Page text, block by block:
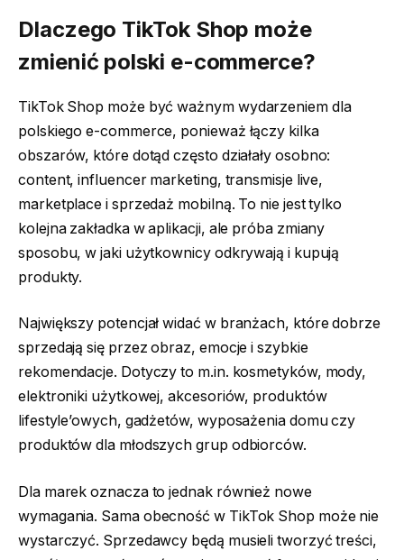
Dlaczego TikTok Shop może
zmienić polski e-commerce?
TikTok Shop może być ważnym wydarzeniem dla
polskiego e-commerce, ponieważ łączy kilka
obszarów, które dotąd często działały osobno:
content, influencer marketing, transmisje live,
marketplace i sprzedaż mobilną. To nie jest tylko
kolejna zakładka w aplikacji, ale próba zmiany
sposobu, w jaki użytkownicy odkrywają i kupują
produkty.
Największy potencjał widać w branżach, które dobrze
sprzedają się przez obraz, emocje i szybkie
rekomendacje. Dotyczy to m.in. kosmetyków, mody,
elektroniki użytkowej, akcesoriów, produktów
lifestyle’owych, gadżetów, wyposażenia domu czy
produktów dla młodszych grup odbiorców.
Dla marek oznacza to jednak również nowe
wymagania. Sama obecność w TikTok Shop może nie
wystarczyć. Sprzedawcy będą musieli tworzyć treści,